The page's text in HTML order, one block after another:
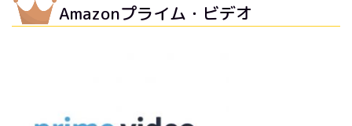
Amazonプライム・ビデオ